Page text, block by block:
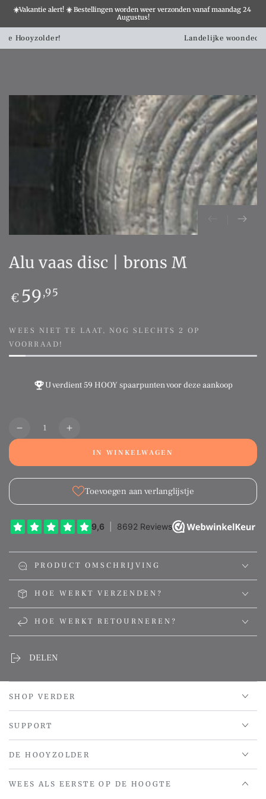
☀️Vakantie alert! ☀️ Bestellingen worden weer verzonden vanaf maandag 24
Augustus!
MISSING:
Landelijke woondecoratie shop je hier!
Alu vaas disc | brons M
Normale
prijs
€ 59,95
WEES NIET TE LAAT, NOG SLECHTS 2 OP
VOORRAAD!
U verdient59 HOOY spaarpuntenvoor deze aankoop
Aantal
Translation
nl.products.product.quantity.decrease
Translation
nl.products.product.quantity.increase
IN WINKELWAGEN
Toevoegen aan verlanglijstje
PRODUCT OMSCHRIJVING
HOE WERKT VERZENDEN?
HOE WERKT RETOURNEREN?
DELEN
SHOP VERDER
SUPPORT
DE HOOYZOLDER
WEES ALS EERSTE OP DE HOOGTE